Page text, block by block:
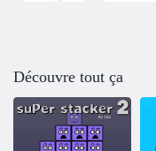
Découvre tout ça